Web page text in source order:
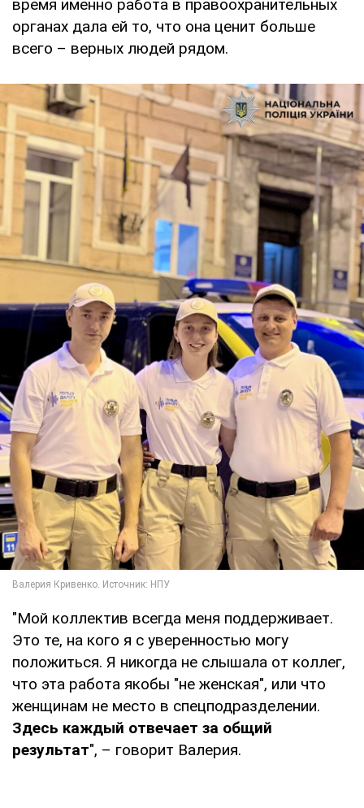
время именно работа в правоохранительных
органах дала ей то, что она ценит больше
всего – верных людей рядом.
"Мой коллектив всегда меня поддерживает.
Это те, на кого я с уверенностью могу
положиться. Я никогда не слышала от коллег,
что эта работа якобы "не женская", или что
женщинам не место в спецподразделении.
Здесь каждый отвечает за общий
результат", – говорит Валерия.